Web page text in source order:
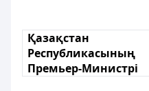
Қазақстан
Республикасының
Премьер-Министрі